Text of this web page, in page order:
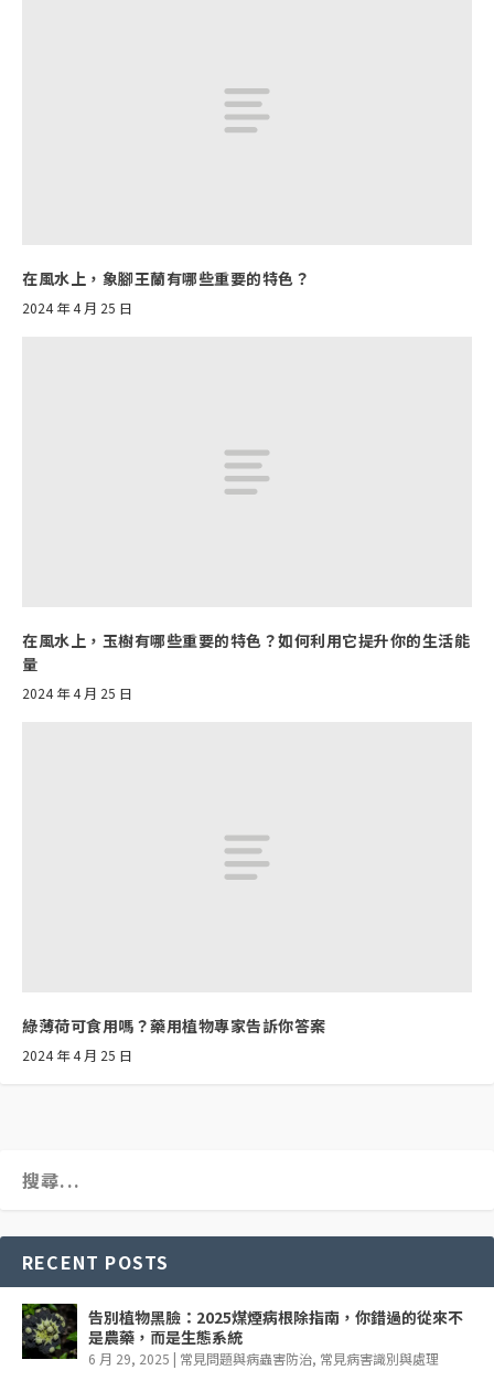
在風水上，象腳王蘭有哪些重要的特色？
2024 年 4 月 25 日
在風水上，玉樹有哪些重要的特色？如何利用它提升你的生活能
量
2024 年 4 月 25 日
綠薄荷可食用嗎？藥用植物專家告訴你答案
2024 年 4 月 25 日
RECENT POSTS
告別植物黑臉：2025煤煙病根除指南，你錯過的從來不
是農藥，而是生態系統
6 月 29, 2025 | 常見問題與病蟲害防治, 常見病害識別與處理